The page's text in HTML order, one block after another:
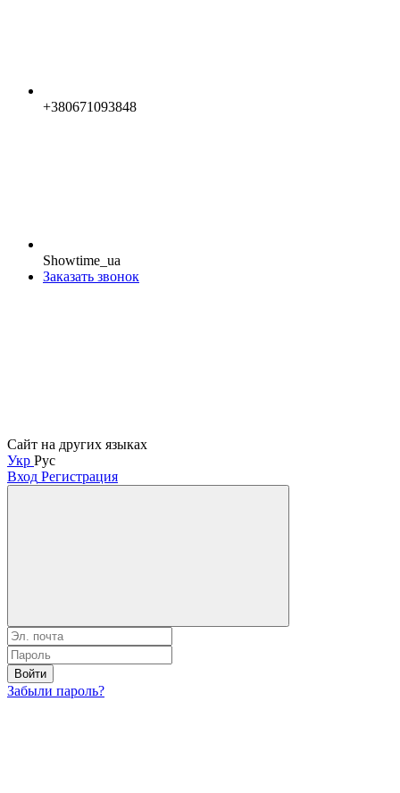
+380671093848
Showtime_ua
Заказать звонок
Сайт на других языках
Укр Рус
Вход Регистрация
Войти
Забыли пароль?